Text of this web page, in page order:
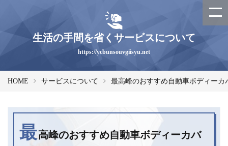
生活の手間を省くサービスについて
https://ycbunsouvgiisyu.net
HOME サービスについて 最高峰のおすすめ自動車ボディーカ
最高峰のおすすめ自動車ボディーカバ